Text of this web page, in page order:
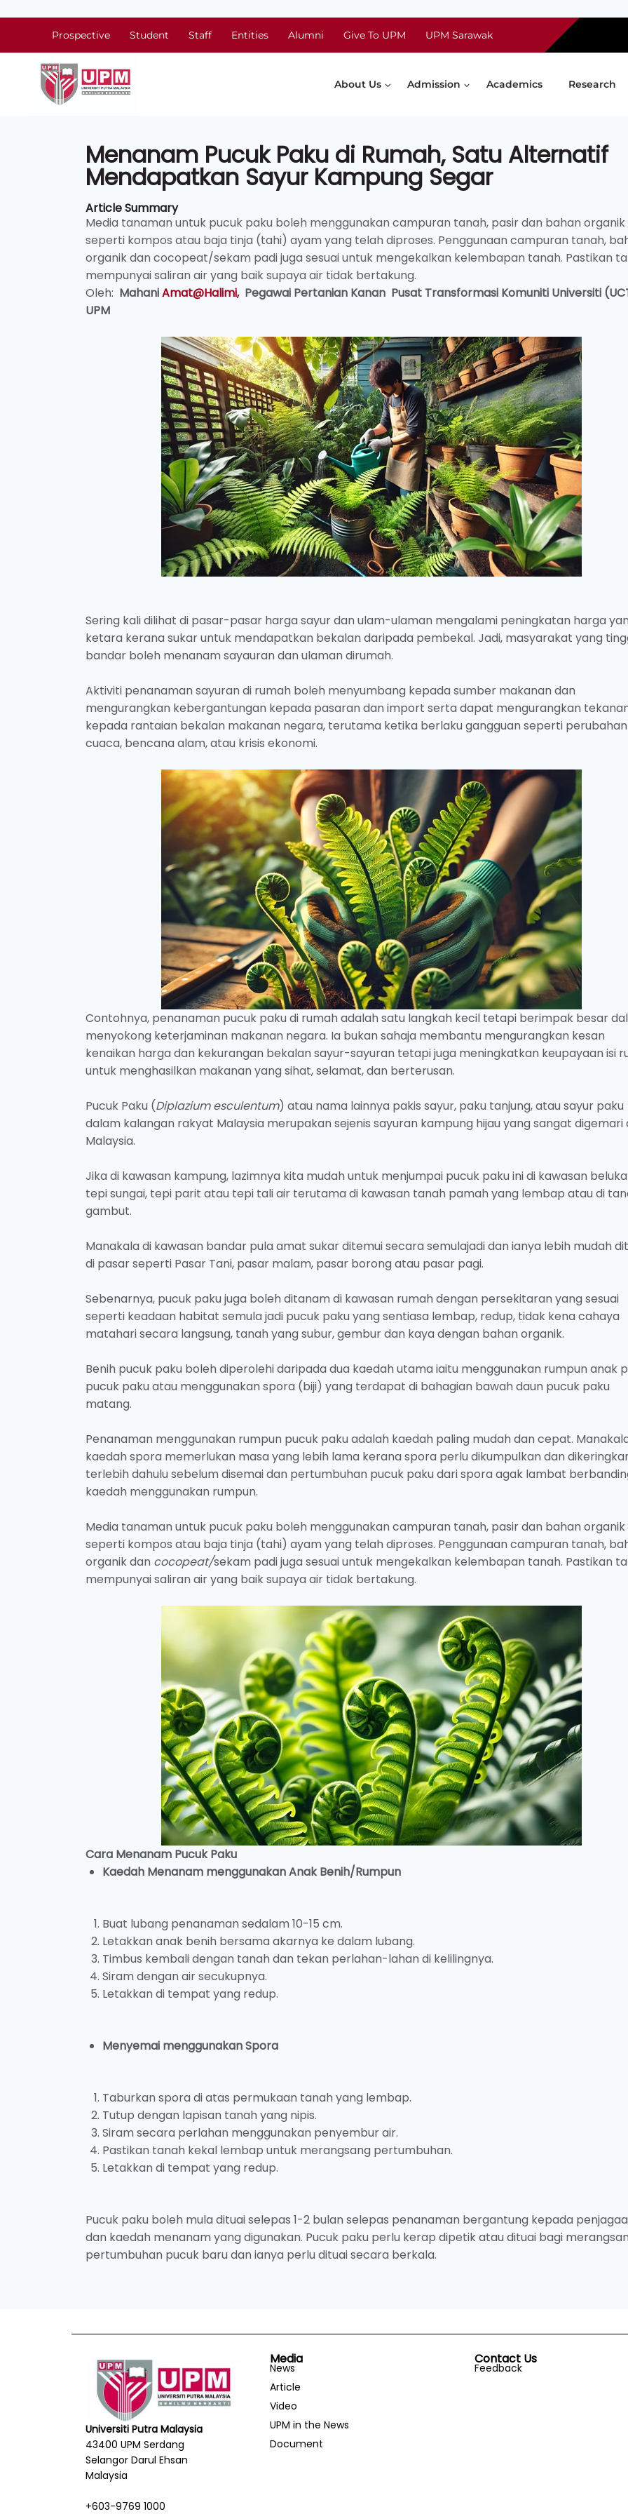
Prospective Student Staff Entities Alumni Give To UPM UPM Sarawak
About Us Admission Academics Research
Menanam Pucuk Paku di Rumah, Satu Alternatif
Mendapatkan Sayur Kampung Segar
Article Summary
Media tanaman untuk pucuk paku boleh menggunakan campuran tanah, pasir dan bahan organik
seperti kompos atau baja tinja (tahi) ayam yang telah diproses. Penggunaan campuran tanah,
organik dan cocopeat/sekam padi juga sesuai untuk mengekalkan kelembapan tanah. Pastikan
mempunyai saliran air yang baik supaya air tidak bertakung.
Oleh: MahaniAmat@Halimi, Pegawai Pertanian Kanan Pusat Transformasi Komuniti Universiti
UPM
Sering kali dilihat di pasar-pasar harga sayur dan ulam-ulaman mengalami peningkatan harga
ketara kerana sukar untuk mendapatkan bekalan daripada pembekal. Jadi, masyarakat yang
bandar boleh menanam sayauran dan ulaman dirumah.
Aktiviti penanaman sayuran di rumah boleh menyumbang kepada sumber makanan dan
mengurangkan kebergantungan kepada pasaran dan import serta dapat mengurangkan
kepada rantaian bekalan makanan negara, terutama ketika berlaku gangguan seperti perubahan
cuaca, bencana alam, atau krisis ekonomi.
Contohnya, penanaman pucuk paku di rumah adalah satu langkah kecil tetapi berimpak besar
menyokong keterjaminan makanan negara. Ia bukan sahaja membantu mengurangkan kesan
kenaikan harga dan kekurangan bekalan sayur-sayuran tetapi juga meningkatkan keupayaan isi
untuk menghasilkan makanan yang sihat, selamat, dan berterusan.
Pucuk Paku (Diplazium esculentum) atau nama lainnya pakis sayur, paku tanjung, atau sayur paku
dalam kalangan rakyat Malaysia merupakan sejenis sayuran kampung hijau yang sangat digemari
Malaysia.
Jika di kawasan kampung, lazimnya kita mudah untuk menjumpai pucuk paku ini di kawasan
tepi sungai, tepi parit atau tepi tali air terutama di kawasan tanah pamah yang lembap atau di
gambut.
Manakala di kawasan bandar pula amat sukar ditemui secara semulajadi dan ianya lebih mudah
di pasar seperti Pasar Tani, pasar malam, pasar borong atau pasar pagi.
Sebenarnya, pucuk paku juga boleh ditanam di kawasan rumah dengan persekitaran yang sesuai
seperti keadaan habitat semula jadi pucuk paku yang sentiasa lembap, redup, tidak kena cahaya
matahari secara langsung, tanah yang subur, gembur dan kaya dengan bahan organik.
Benih pucuk paku boleh diperolehi daripada dua kaedah utama iaitu menggunakan rumpun anak
pucuk paku atau menggunakan spora (biji) yang terdapat di bahagian bawah daun pucuk paku
matang.
Penanaman menggunakan rumpun pucuk paku adalah kaedah paling mudah dan cepat.
kaedah spora memerlukan masa yang lebih lama kerana spora perlu dikumpulkan dan
terlebih dahulu sebelum disemai dan pertumbuhan pucuk paku dari spora agak lambat
kaedah menggunakan rumpun.
Media tanaman untuk pucuk paku boleh menggunakan campuran tanah, pasir dan bahan organik
seperti kompos atau baja tinja (tahi) ayam yang telah diproses. Penggunaan campuran tanah,
organik dan cocopeat/sekam padi juga sesuai untuk mengekalkan kelembapan tanah. Pastikan
mempunyai saliran air yang baik supaya air tidak bertakung.
Cara Menanam Pucuk Paku
Kaedah Menanam menggunakan Anak Benih/Rumpun
Buat lubang penanaman sedalam 10-15 cm.
Letakkan anak benih bersama akarnya ke dalam lubang.
Timbus kembali dengan tanah dan tekan perlahan-lahan di kelilingnya.
Siram dengan air secukupnya.
Letakkan di tempat yang redup.
Menyemai menggunakan Spora
Taburkan spora di atas permukaan tanah yang lembap.
Tutup dengan lapisan tanah yang nipis.
Siram secara perlahan menggunakan penyembur air.
Pastikan tanah kekal lembap untuk merangsang pertumbuhan.
Letakkan di tempat yang redup.
Pucuk paku boleh mula dituai selepas 1-2 bulan selepas penanaman bergantung kepada
dan kaedah menanam yang digunakan. Pucuk paku perlu kerap dipetik atau dituai bagi
pertumbuhan pucuk baru dan ianya perlu dituai secara berkala.
Universiti Putra Malaysia
43400 UPM Serdang
Selangor Darul Ehsan
Malaysia
+603-9769 1000
Media
News
Article
Video
UPM in the News
Document
Contact Us
Feedback